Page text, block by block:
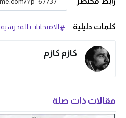
كلمات دليلية الامتحانات المدرسية
كازم كازم
مقالات ذات صلة